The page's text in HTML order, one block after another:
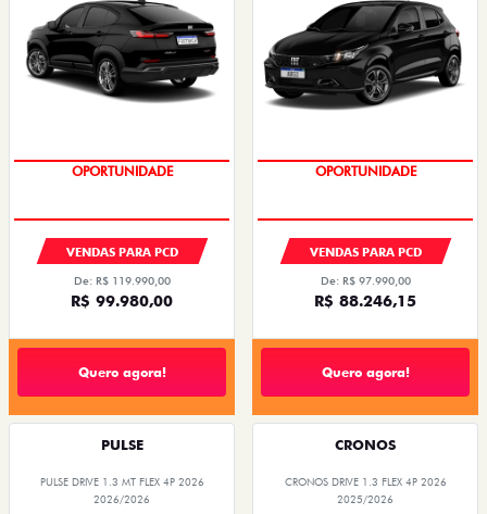
OPORTUNIDADE
VENDAS PARA PCD
De: R$ 119.990,00
R$ 99.980,00
Quero agora!
PREÇOS REDUZIDOS
VENDAS PARA PCD
De: R$ 97.990,00
R$ 88.246,15
Quero agora!
PULSE
PULSE DRIVE 1.3 MT FLEX 4P 2026
2026/2026
CRONOS
CRONOS DRIVE 1.3 FLEX 4P 2026
2025/2026